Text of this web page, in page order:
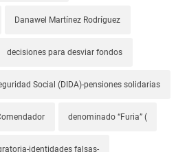
Danawel Martínez Rodríguez
decisiones para desviar fondos
Social (DIDA)-pensiones solidarias
denominado “Furia” (
identidades falsas-